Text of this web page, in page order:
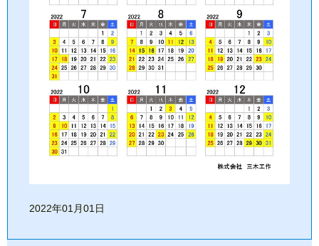
2022年01月01日